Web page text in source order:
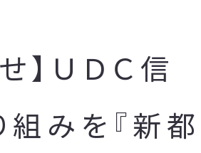
】ＵＤＣ信
みを『新都